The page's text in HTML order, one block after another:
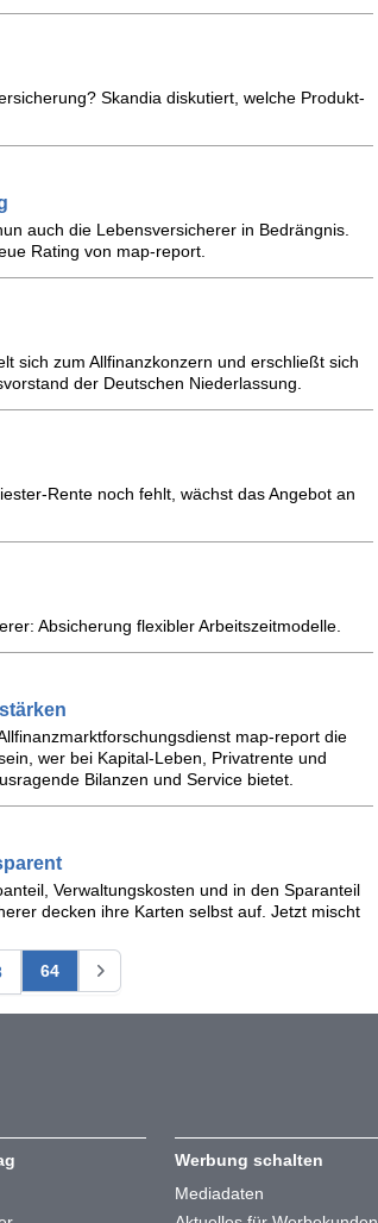
Skandia diskutiert, welche Produkt-
auch die Lebensversicherer in Bedrängnis.
Rating von map-report.
sich zum Allfinanzkonzern und erschließt sich
der Deutschen Niederlassung.
Rente noch fehlt, wächst das Angebot an
Absicherung flexibler Arbeitszeitmodelle.
map-report die
wer bei Kapital-Leben, Privatrente und
Bilanzen und Service bietet.
Verwaltungskosten und in den Sparanteil
decken ihre Karten selbst auf. Jetzt mischt
64
Werbung schalten
Mediadaten